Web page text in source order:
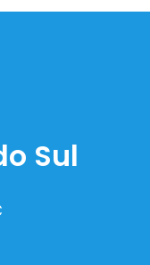
Sul